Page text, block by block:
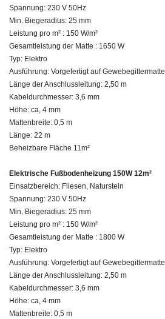
Spannung: 230 V 50Hz
Min. Biegeradius: 25 mm
Leistung pro m² : 150 W/m²
Gesamtleistung der Matte : 1650 W
Typ: Elektro
Ausführung: Vorgefertigt auf Gewebegittermatte
Länge der Anschlussleitung: 2,50 m
Kabeldurchmesser: 3,6 mm
Höhe: ca, 4 mm
Mattenbreite: 0,5 m
Länge: 22 m
Beheizbare Fläche 11m²
Elektrische Fußbodenheizung 150W 12m²
Einsatzbereich: Fliesen, Naturstein
Spannung: 230 V 50Hz
Min. Biegeradius: 25 mm
Leistung pro m² : 150 W/m²
Gesamtleistung der Matte : 1800 W
Typ: Elektro
Ausführung: Vorgefertigt auf Gewebegittermatte
Länge der Anschlussleitung: 2,50 m
Kabeldurchmesser: 3,6 mm
Höhe: ca, 4 mm
Mattenbreite: 0,5 m